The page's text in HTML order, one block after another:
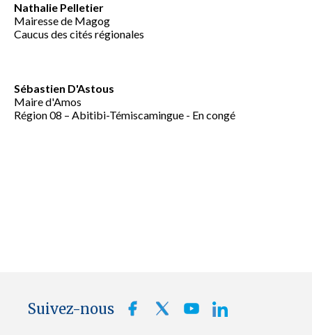
Nathalie Pelletier
Mairesse de Magog
Caucus des cités régionales
Sébastien D'Astous
Maire d'Amos
Région 08 – Abitibi-Témiscamingue - En congé
Suivez-nous